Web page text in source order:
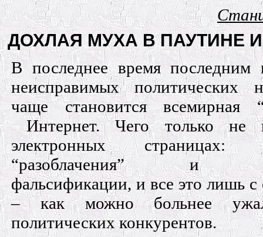
ДОХЛАЯ МУХА В ПАУТИНЕ
В последнее время последним
неисправимых политических
чаще становится всемирная
Интернет. Чего только не
электронных страницах:
“разоблачения” и
фальсификации, и все это лишь
– как можно больнее
политических конкурентов.